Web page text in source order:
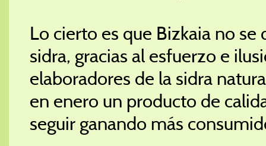
Lo cierto es que Bizkaia no
sidra, gracias al esfuerzo e
elaboradores de la sidra
en enero un producto de
seguir ganando más